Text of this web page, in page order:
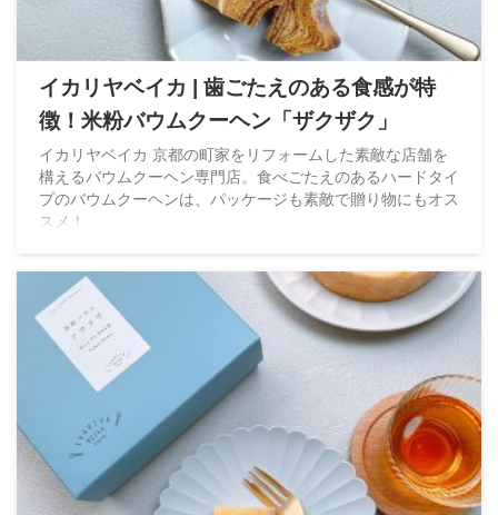
イカリヤベイカ | 歯ごたえのある食感が特
徴！米粉バウムクーヘン「ザクザク」
イカリヤベイカ 京都の町家をリフォームした素敵な店舗を
構えるバウムクーヘン専門店。食べごたえのあるハードタイ
プのバウムクーヘンは、パッケージも素敵で贈り物にもオス
スメ！